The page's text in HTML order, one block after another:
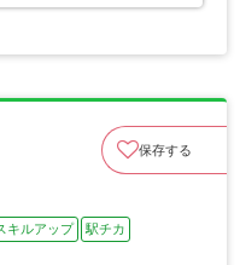
保存する
キルアップ
駅チカ